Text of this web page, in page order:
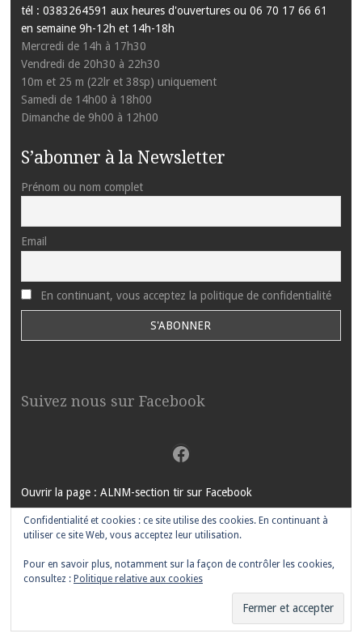
tél : 0383264591 aux heures d'ouvertures ou 06 70 17 66 61
en semaine 9h-12h et 14h-18h
Mercredi de 14h à 17h30
Vendredi de 20h30 à 22h30
10m et 25 m (22lr et 38sp) uniquement
Samedi de 14h00 à 18h00
Dimanche de 9h00 à 12h00
S’abonner à la Newsletter
Prénom ou nom complet
Email
En continuant, vous acceptez la politique de confidentialité
Suivez nous sur Facebook
Facebook
Ouvrir la page : ALNM-section tir sur Facebook
FIÈREMENT PROPULSÉ PAR WORDPRESS |THÈME MOTIF PAR
Confidentialité et cookies : ce site utilise des cookies. En continuant à
utiliser ce site Web, vous acceptez leur utilisation.
Pour en savoir plus, notamment sur la façon de contrôler les cookies,
consultez : Politique relative aux cookies